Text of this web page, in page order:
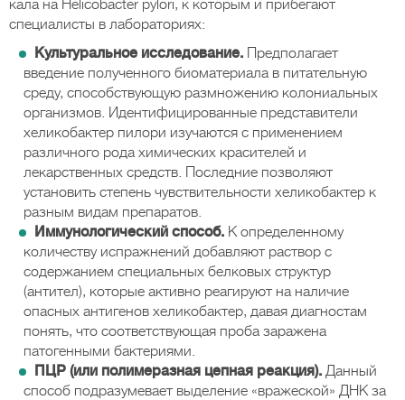
кала на Helicobacter pylori, к которым и прибегают
специалисты в лабораториях:
Культуральное исследование. Предполагает
введение полученного биоматериала в питательную
среду, способствующую размножению колониальных
организмов. Идентифицированные представители
хеликобактер пилори изучаются с применением
различного рода химических красителей и
лекарственных средств. Последние позволяют
установить степень чувствительности хеликобактер к
разным видам препаратов.
Иммунологический способ. К определенному
количеству испражнений добавляют раствор с
содержанием специальных белковых структур
(антител), которые активно реагируют на наличие
опасных антигенов хеликобактер, давая диагностам
понять, что соответствующая проба заражена
патогенными бактериями.
ПЦР (или полимеразная цепная реакция). Данный
способ подразумевает выделение «вражеской» ДНК за